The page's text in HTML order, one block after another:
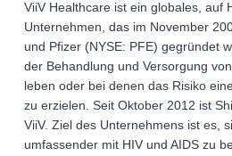
ViiV Healthcare ist ein globales, auf
Unternehmen, das im November
und Pfizer (NYSE: PFE) gegründet
der Behandlung und Versorgung
leben oder bei denen das Risiko
zu erzielen. Seit Oktober 2012 ist
ViiV. Ziel des Unternehmens ist es,
umfassender mit HIV und AIDS zu